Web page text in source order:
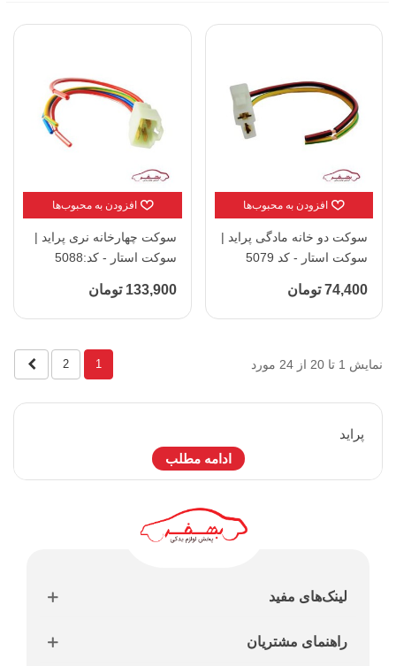
افزودن به محبوب‌ها
سوکت دو خانه مادگی پراید |
سوکت استار - کد 5079
74,400 تومان
افزودن به محبوب‌ها
سوکت چهارخانه نری پراید |
سوکت استار - کد:5088
133,900 تومان
نمایش 1 تا 20 از 24 مورد 1
2
پرايد
ادامه مطلب
لینک‌های مفید
راهنمای مشتریان